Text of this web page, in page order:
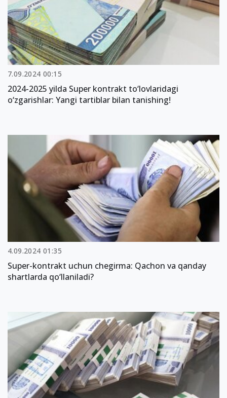
7.09.2024 00:15
2024-2025 yilda Super kontrakt to‘lovlaridagi
o‘zgarishlar: Yangi tartiblar bilan tanishing!
4.09.2024 01:35
Super-kontrakt uchun chegirma: Qachon va qanday
shartlarda qo‘llaniladi?